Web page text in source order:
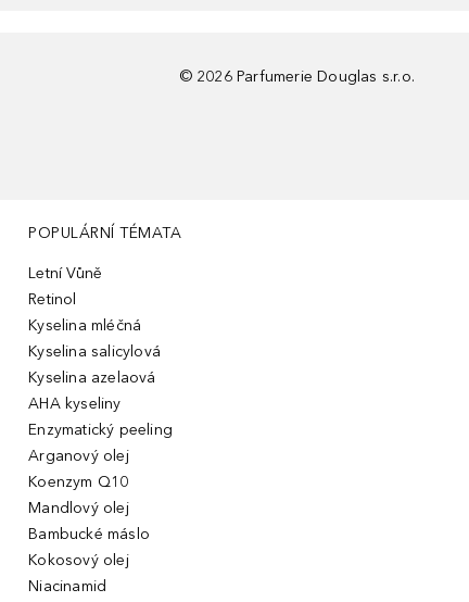
© 2026 Parfumerie Douglas s.r.o.
POPULÁRNÍ TÉMATA
Letní Vůně
Retinol
Kyselina mléčná
Kyselina salicylová
Kyselina azelaová
AHA kyseliny
Enzymatický peeling
Arganový olej
Koenzym Q10
Mandlový olej
Bambucké máslo
Kokosový olej
Niacinamid